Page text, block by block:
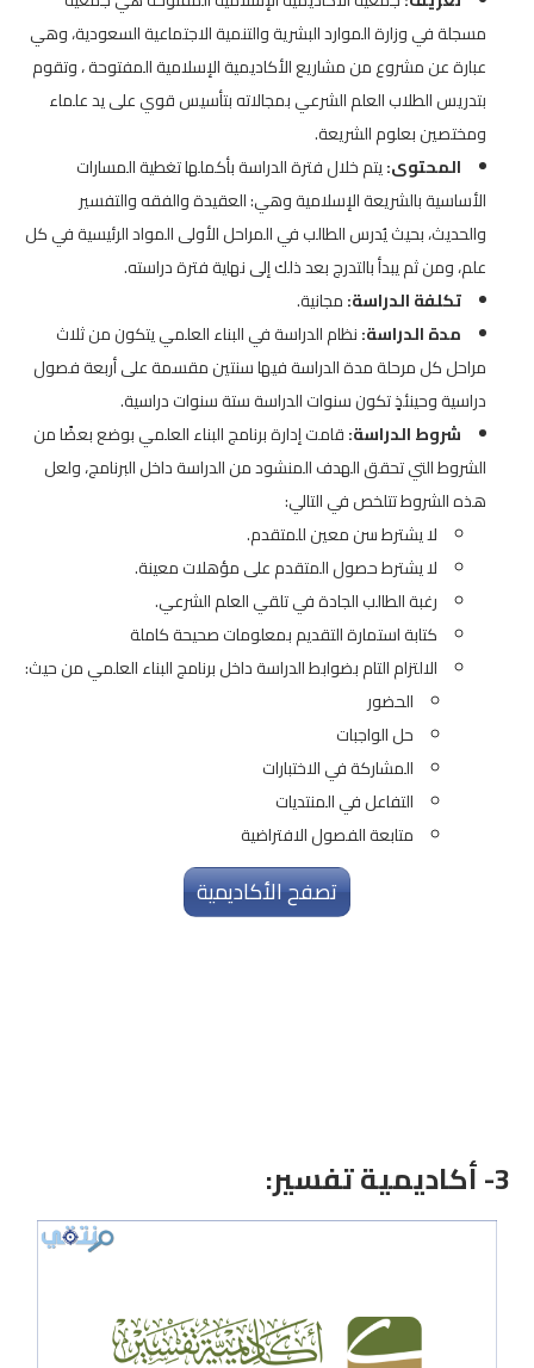
مسجلة في وزارة الموارد البشرية والتنمية الاجتماعية السعودية، وهي
عبارة عن مشروع من مشاريع الأكاديمية الإسلامية المفتوحة ، وتقوم
بتدريس الطلاب العلم الشرعي بمجالاته بتأسيس قوي على يد علماء
ومختصين بعلوم الشريعة.
المحتوى:يتم خلال فترة الدراسة بأكملها تغطية المسارات
الأساسية بالشريعة الإسلامية وهي: العقيدة والفقه والتفسير
والحديث، بحيث يُدرس الطالب في المراحل الأولى المواد الرئيسية في كل
علم، ومن ثم يبدأ بالتدرج بعد ذلك إلى نهاية فترة دراسته.
تكلفة الدراسة:مجانية.
مدة الدراسة:نظام الدراسة في البناء العلمي يتكون من ثلاث
مراحل كل مرحلة مدة الدراسة فيها سنتين مقسمة على أربعة فصول
دراسية وحينئذٍ تكون سنوات الدراسة ستة سنوات دراسية.
شروط الدراسة:قامت إدارة برنامج البناء العلمي بوضع بعضًا من
الشروط التي تحقق الهدف المنشود من الدراسة داخل البرنامج، ولعل
هذه الشروط تتلخص في التالي:
لا يشترط سن معين للمتقدم.
لا يشترط حصول المتقدم على مؤهلات معينة.
رغبة الطالب الجادة في تلقي العلم الشرعي.
كتابة استمارة التقديم بمعلومات صحيحة كاملة
الالتزام التام بضوابط الدراسة داخل برنامج البناء العلمي من حيث:
الحضور
حل الواجبات
المشاركة في الاختبارات
التفاعل في المنتديات
متابعة الفصول الافتراضية
تصفح الأكاديمية
3- أكاديمية تفسير: